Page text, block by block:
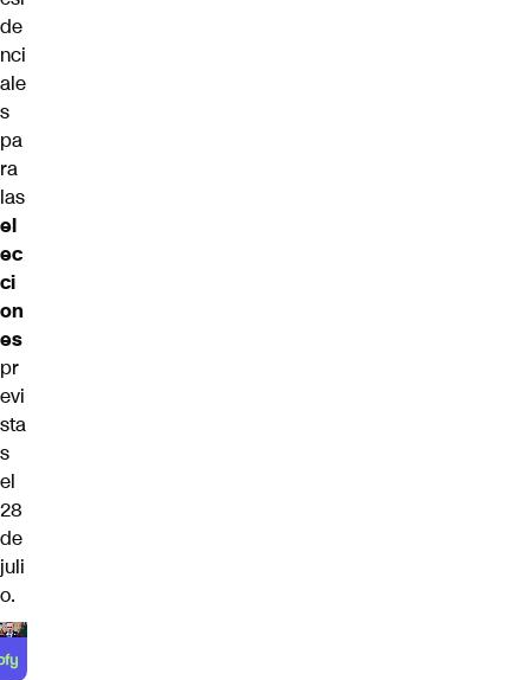
de
nci
ale
s
pa
ra
las
el
ec
ci
on
es
pr
evi
sta
s
el
28
de
juli
o.